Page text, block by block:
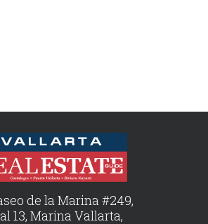
de la Marina #249,
13, Marina Vallarta,